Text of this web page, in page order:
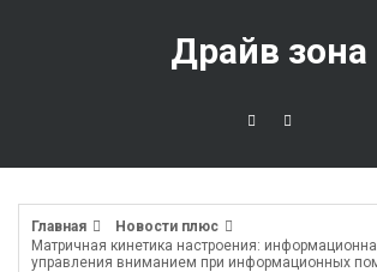
Драйв зона
Главная
Новости плюс
Матричная кинетика настроения:
управления вниманием при информационных